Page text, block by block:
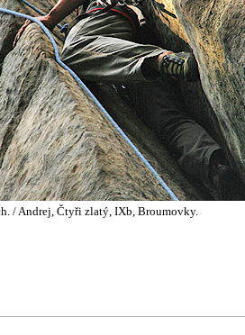
/ Andrej, Čtyři zlatý, IXb, Broumovky.